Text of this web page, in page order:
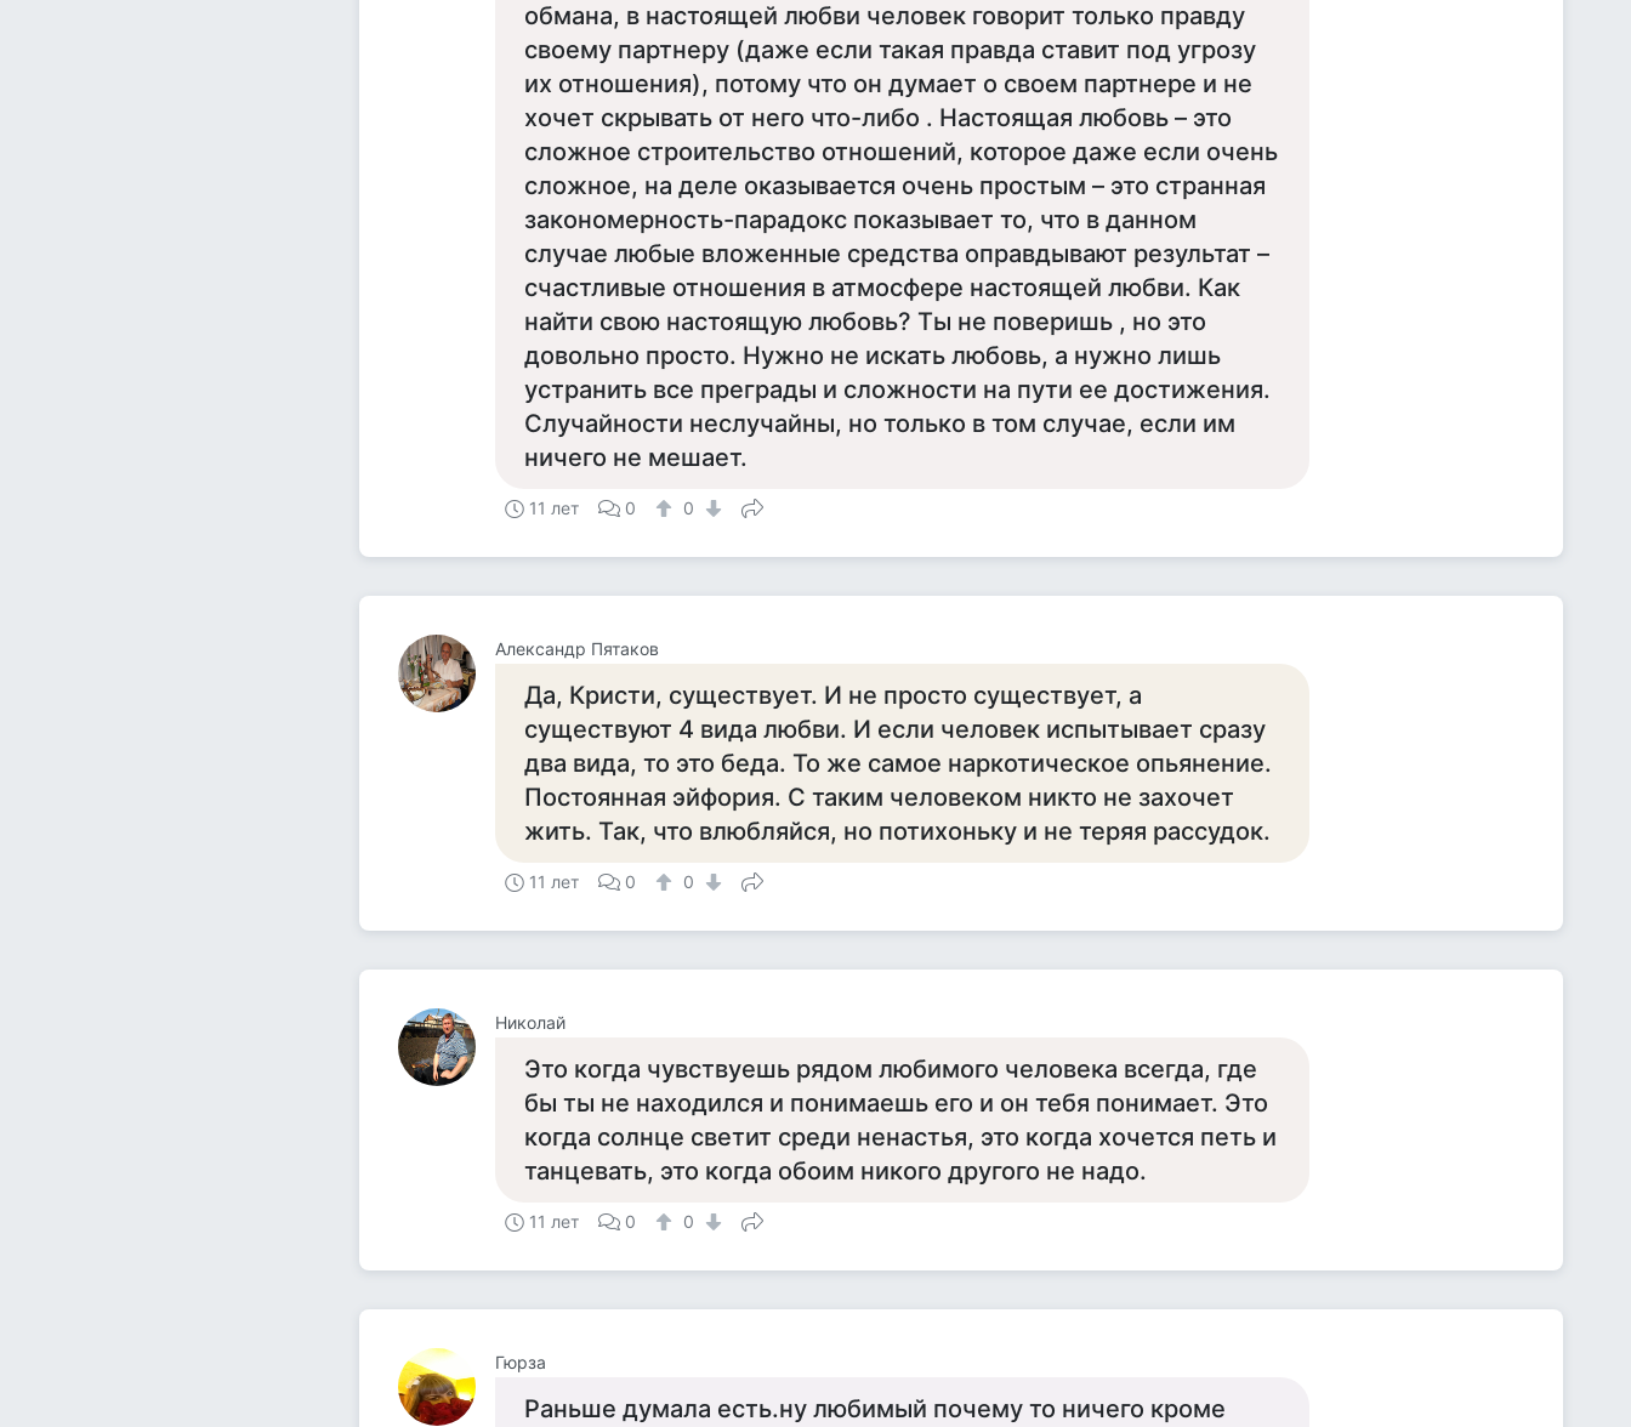
обмана, в настоящей любви человек говорит только правду
своему партнеру (даже если такая правда ставит под угрозу
их отношения), потому что он думает о своем партнере и не
хочет скрывать от него что-либо . Настоящая любовь – это
сложное строительство отношений, которое даже если очень
сложное, на деле оказывается очень простым – это странная
закономерность-парадокс показывает то, что в данном
случае любые вложенные средства оправдывают результат –
счастливые отношения в атмосфере настоящей любви. Как
найти свою настоящую любовь? Ты не поверишь , но это
довольно просто. Нужно не искать любовь, а нужно лишь
устранить все преграды и сложности на пути ее достижения.
Случайности неслучайны, но только в том случае, если им
ничего не мешает.
11 лет 0 0
Александр Пятаков
Да, Кристи, существует. И не просто существует, а
существуют 4 вида любви. И если человек испытывает сразу
два вида, то это беда. То же самое наркотическое опьянение.
Постоянная эйфория. С таким человеком никто не захочет
жить. Так, что влюбляйся, но потихоньку и не теряя рассудок.
11 лет 0 0
Николай
Это когда чувствуешь рядом любимого человека всегда, где
бы ты не находился и понимаешь его и он тебя понимает. Это
когда солнце светит среди ненастья, это когда хочется петь и
танцевать, это когда обоим никого другого не надо.
11 лет 0 0
Гюрза
Раньше думала есть.ну любимый почему то ничего кроме